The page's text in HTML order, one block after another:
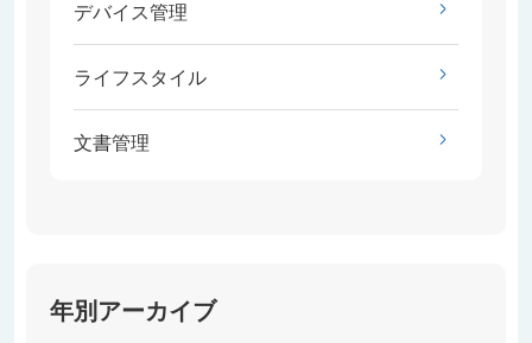
デバイス管理
ライフスタイル
文書管理
年別アーカイブ